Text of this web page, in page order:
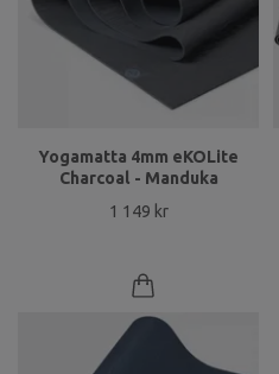
Yogamatta 4mm eKOLite
Charcoal - Manduka
1 149 kr